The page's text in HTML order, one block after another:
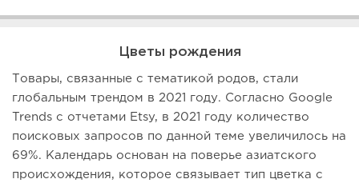
Цветы рождения
Товары, связанные с тематикой родов, стали
глобальным трендом в 2021 году. Согласно Google
Trends с отчетами Etsy, в 2021 году количество
поисковых запросов по данной теме увеличилось на
69%. Календарь основан на поверье азиатского
происхождения, которое связывает тип цветка с